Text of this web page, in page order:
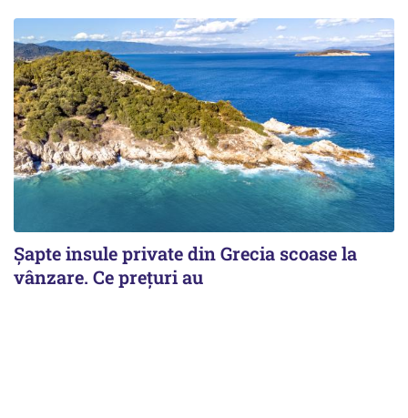
Șapte insule private din Grecia scoase la
vânzare. Ce prețuri au